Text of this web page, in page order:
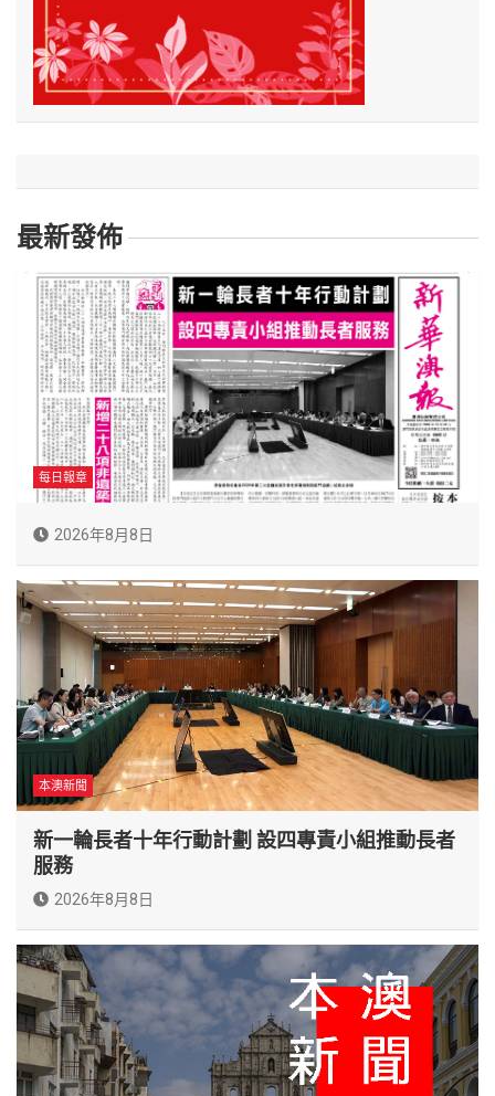
最新發佈
每日報章
2026年8月8日
本澳新聞
新一輪長者十年行動計劃 設四專責小組推動長者
服務
2026年8月8日